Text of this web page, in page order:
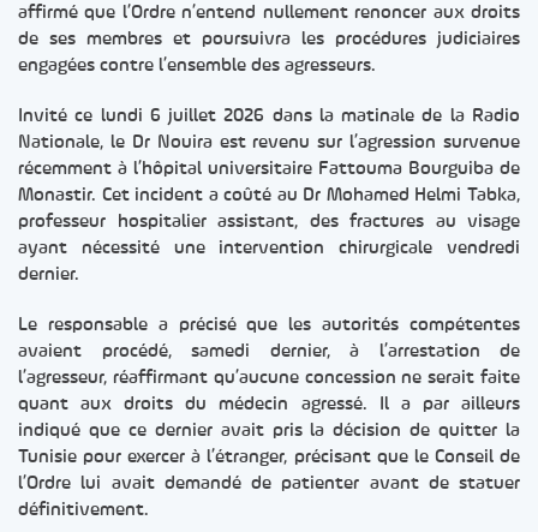
affirmé que l’Ordre n’entend nullement renoncer aux droits
de ses membres et poursuivra les procédures judiciaires
engagées contre l’ensemble des agresseurs.
Invité ce lundi 6 juillet 2026 dans la matinale de la Radio
Nationale, le Dr Nouira est revenu sur l’agression survenue
récemment à l’hôpital universitaire Fattouma Bourguiba de
Monastir. Cet incident a coûté au Dr Mohamed Helmi Tabka,
professeur hospitalier assistant, des fractures au visage
ayant nécessité une intervention chirurgicale vendredi
dernier.
Le responsable a précisé que les autorités compétentes
avaient procédé, samedi dernier, à l’arrestation de
l’agresseur, réaffirmant qu’aucune concession ne serait faite
quant aux droits du médecin agressé. Il a par ailleurs
indiqué que ce dernier avait pris la décision de quitter la
Tunisie pour exercer à l’étranger, précisant que le Conseil de
l’Ordre lui avait demandé de patienter avant de statuer
définitivement.